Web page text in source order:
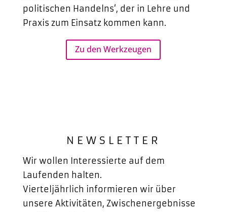
politischen Handelns‘, der in Lehre und
Praxis zum Einsatz kommen kann.
Zu den Werkzeugen
NEWSLETTER
Wir wollen Interessierte auf dem
Laufenden halten.
Vierteljährlich informieren wir über
unsere Aktivitäten, Zwischenergebnisse